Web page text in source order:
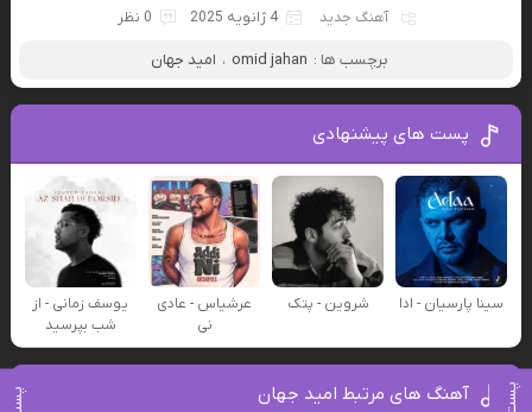
آهنگ جدید 4 ژانویه 2025 0 نظر
برچسب ها : omid jahan ، امید جهان
پست های پیشنهادی
سینا پارسیان - ادا شروین - پتک
عرشیاس - عادی
نی
یوسف زمانی - از
شب بپرسید
آهنگ های مرتبط امید جهان